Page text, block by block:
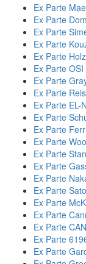
Ex Parte
Ex Parte
Ex Parte
Ex Parte
Ex Parte
Ex Parte
Ex Parte
Ex Parte
Ex Parte EL-
Ex Parte
Ex Parte
Ex Parte Woo
Ex Parte
Ex Parte
Ex Parte
Ex Parte
Ex Parte
Ex Parte
Ex Parte
Ex Parte
Ex Parte